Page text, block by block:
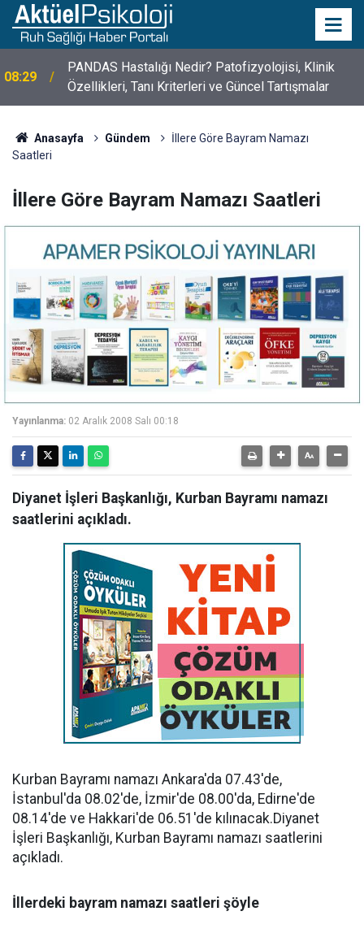
10:30
10 Mayıs Psikologlar Günü Nasıl Ortaya Çıktı? 10
Mayıs Tarihinin Hikayesi
Anasayfa Gündem
İllere Göre Bayram Namazı
Saatleri
İllere Göre Bayram Namazı Saatleri
Yayınlanma: 02 Aralık 2008 Salı 00:18
Diyanet İşleri Başkanlığı, Kurban Bayramı namazı
saatlerini açıkladı.
Kurban Bayramı namazı Ankara'da 07.43'de,
İstanbul'da 08.02'de, İzmir'de 08.00'da, Edirne'de
08.14'de ve Hakkari'de 06.51'de kılınacak.Diyanet
İşleri Başkanlığı, Kurban Bayramı namazı saatlerini
açıkladı.
İllerdeki bayram namazı saatleri şöyle